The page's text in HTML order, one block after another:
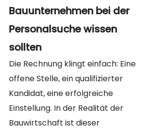
Bauunternehmen bei der
Personalsuche wissen
sollten
Die Rechnung klingt einfach: Eine
offene Stelle, ein qualifizierter
Kandidat, eine erfolgreiche
Einstellung. In der Realität der
Bauwirtschaft ist dieser